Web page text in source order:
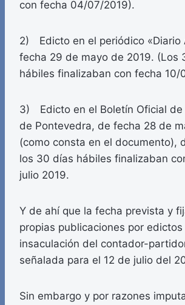
con fecha 04/07/2019).
2) Edicto en el periódico «Diario
fecha 29 de mayo de 2019. (Los
hábiles finalizaban con fecha 10/
3) Edicto en el Boletín Oficial de
de Pontevedra, de fecha 28 de
(como consta en el documento),
los 30 días hábiles finalizaban
julio 2019.
Y de ahí que la fecha prevista y
propias publicaciones por edictos
insaculación del contador-
señalada para el 12 de julio del
Sin embargo y por razones